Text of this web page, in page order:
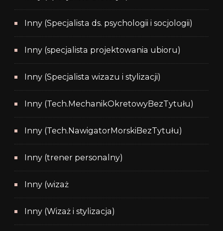
Inny (Specjalista ds. psychologii i socjologii)
Inny (specjalista projektowania ubioru)
Inny (Specjalista wizazu i stylizacji)
Inny (Tech.MechanikOkretowyBezTytułu)
Inny (Tech.NawigatorMorskiBezTytułu)
Inny (trener personalny)
Inny (wizaż
Inny (Wizaż i stylizacja)